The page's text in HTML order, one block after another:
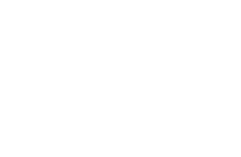
La aprobación de la
implantación de la ZBE.
durante el pleno ordinario,